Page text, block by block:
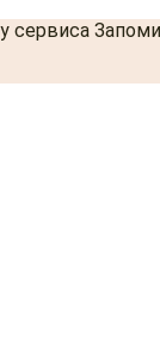
сервиса